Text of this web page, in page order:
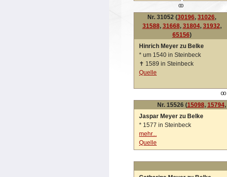
oo
Nr. 31052 (30196, 31026,
31588, 31668, 31804, 31932,
65156)
Hinrich Meyer zu Belke
* um 1540 in Steinbeck
✝ 1589 in Steinbeck
Quelle
oo
Nr. 15526 (15098, 15794,
Jaspar Meyer zu Belke
* 1577 in Steinbeck
mehr...
Quelle